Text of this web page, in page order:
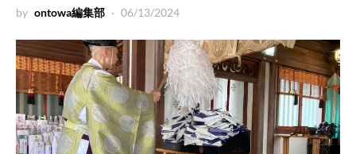
by ontowa編集部 06/13/2024